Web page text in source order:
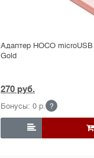
Адаптер HOCO
Gold
270 руб.
Бонусы: 0 р. ?
